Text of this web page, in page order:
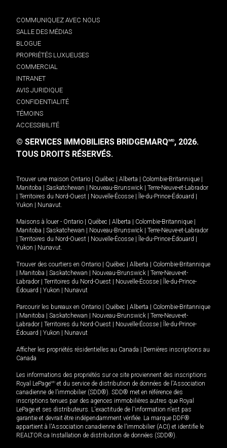
COMMUNIQUEZ AVEC NOUS
SALLE DES MÉDIAS
BLOGUE
PROPRIÉTÉS LUXUEUSES
COMMERCIAL
INTRANET
AVIS JURIDIQUE
CONFIDENTIALITÉ
TÉMOINS
ACCESSIBILITÉ
© SERVICES IMMOBILIERS BRIDGEMARQMD, 2026.
TOUS DROITS RÉSERVÉS.
Trouver une maison Ontario Québec Alberta Colombie-Britannique
Manitoba
Saskatchewan Nouveau-Brunswick
Terre-Neuve-et-Labrador
Territoires du Nord-Ouest Nouvelle-Écosse Île-du-Prince-Édouard
Yukon
Nunavut.
Maisons à louer - Ontario Québec Alberta Colombie-Britannique
Manitoba
Saskatchewan Nouveau-Brunswick
Terre-Neuve-et-Labrador
Territoires du Nord-Ouest Nouvelle-Écosse Île-du-Prince-Édouard
Yukon
Nunavut.
Trouver des courtiers en Ontario Québec Alberta
Colombie-Britannique
Manitoba Saskatchewan Nouveau-Brunswick
Terre-Neuve-et-
Labrador
Territoires du Nord-Ouest Nouvelle-Écosse
Île-du-Prince-
Édouard
Yukon Nunavut
Parcourir les bureaux en Ontario Québec Alberta
Colombie-Britannique
Manitoba Saskatchewan Nouveau-Brunswick
Terre-Neuve-et-
Labrador
Territoires du Nord-Ouest Nouvelle-Écosse
Île-du-Prince-
Édouard
Yukon Nunavut
Afficher les propriétés résidentielles au Canada
Dernières inscriptions au
Canada
Les informations des propriétés sur ce site proviennent des inscriptions
Royal LePageMD et du service de distribution de données de l'Association
canadienne de l’immobilier (SDD®). SDD® met en référence des
inscriptions tenues par des agences immobilières autres que Royal
LePage et ses distributeurs. L'exactitude de l'information n'est pas
garantie et devrait être indépendamment vérifiée. La marque DDF®
appartient à l'Association canadienne de l’immobilier (ACI) et identifie le
REALTOR.ca Installation de distribution de données (SDD®).